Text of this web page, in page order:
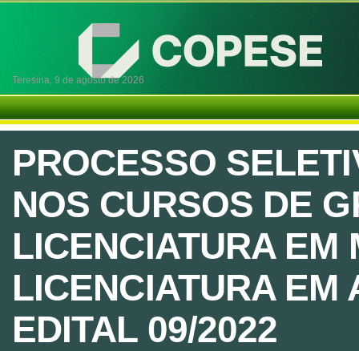
Teresina, 9 de agosto de 2026
PROCESSO
NOS CURSOS DE
LICENCIATURA EM
LICENCIATURA EM
EDITAL 09/2022